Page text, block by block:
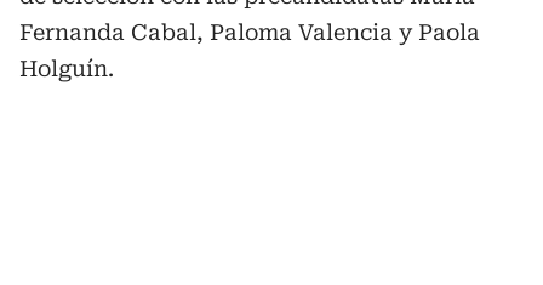
Fernanda Cabal, Paloma Valencia y Paola
Holguín.